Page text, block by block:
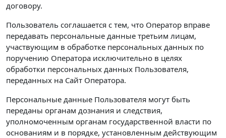
договору.
Пользователь соглашается с тем, что Оператор вправе
передавать персональные данные третьим лицам,
участвующим в обработке персональных данных по
поручению Оператора исключительно в целях
обработки персональных данных Пользователя,
переданных на Сайт Оператора.
Персональные данные Пользователя могут быть
переданы органам дознания и следствия,
уполномоченным органам государственной власти по
основаниям и в порядке, установленным действующим